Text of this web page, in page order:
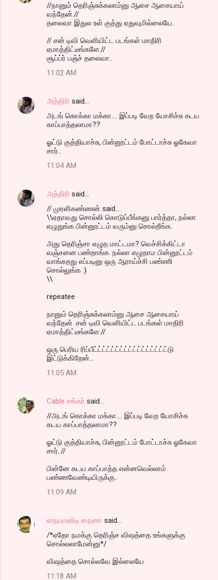
//நானும் தெரிஞ்சுக்கலாம்னு ஆசை ஆசையாய்
வந்தேன்.//
தலைவா இதுல உள் குத்து ஏதுவுமில்லையே..
// சன் டிவி வெளியிட்ட படங்கள் மாதிரி
ஏமாத்திட்டீங்களே.//
சூப்ப்ர் பஞ்ச் தலைவா..
11:02 AM
அத்திரி said…
அடங் கொக்கா மக்கா.... இப்படி வேற யோசிச்சு கடய
காப்பாத்தலாமா??
ஓட்டு குத்தியாச்சு, பின்னூட்டம் போட்டாச்சு ஓகேவா
சார்..
11:04 AM
அத்திரி said…
// முரளிகண்ணன் said...
\\ஏதாவது சொல்லி கொடுப்பீங்கனு பார்த்தா, நல்லா
எழுதுங்க பின்னூட்டம் வரும்னு சொல்றீங்க.
அது தெரிஞ்சா எழுத மாட்டமா? வெச்சிக்கிட்டா
வஞ்சனை பண்றாங்க. நல்லா எழுதாம பின்னூட்டம்
வாங்கறது எப்படினு ஒரு ஆராய்ச்சி பண்ணி
சொல்லுங்க :)
\\
repeatee
நானும் தெரிஞ்சுக்கலாம்னு ஆசை ஆசையாய்
வந்தேன். சன் டிவி வெளியிட்ட படங்கள் மாதிரி
ஏமாத்திட்டீங்களே.//
ஒரு பெரிய ரிப்பீட்ட்ட்ட்ட்ட்ட்ட்ட்ட்ட்ட்ட்ட்ட்ட்ட்டு
இட்டுக்கிறேன்...
11:05 AM
Cable சங்கர் said…
//அடங் கொக்கா மக்கா.... இப்படி வேற யோசிச்சு
கடய காப்பாத்தலாமா??
ஓட்டு குத்தியாச்சு, பின்னூட்டம் போட்டாச்சு ஓகேவா
சார்..//
பின்னே கடய காப்பாத்த என்னவெல்லாம்
பண்ணவேண்டியிருக்கு..
11:09 AM
நையாண்டி நைனா said…
/*ஏதோ நமக்கு தெரிஞ்ச விஷத்தை உங்களுக்கு
சொல்லலாமேன்னு*/
விஷத்தை சொல்லவே இல்லையே
11:18 AM